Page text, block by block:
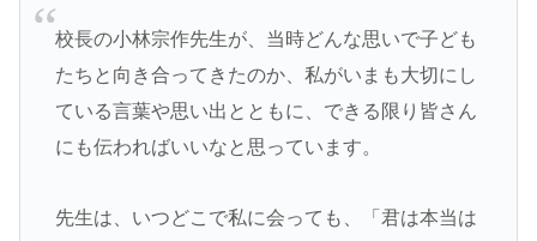
校長の小林宗作先生が、当時どんな思いで子ども
たちと向き合ってきたのか、私がいまも大切にし
ている言葉や思い出とともに、できる限り皆さん
にも伝わればいいなと思っています。
先生は、いつどこで私に会っても、「君は本当は